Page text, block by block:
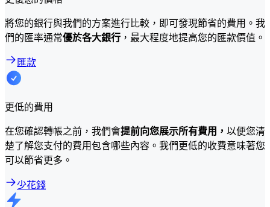
將您的銀行與我們的方案進行比較，即可發現節省的費用。我
們的匯率通常優於各大銀行 ，最大程度地提高您的匯款價值。
匯款
更低的費用
在您確認轉帳之前，我們會提前向您展示所有費用， 以便您清
楚了解您支付的費用包含哪些內容。我們更低的收費意味著您
可以節省更多。
少花錢